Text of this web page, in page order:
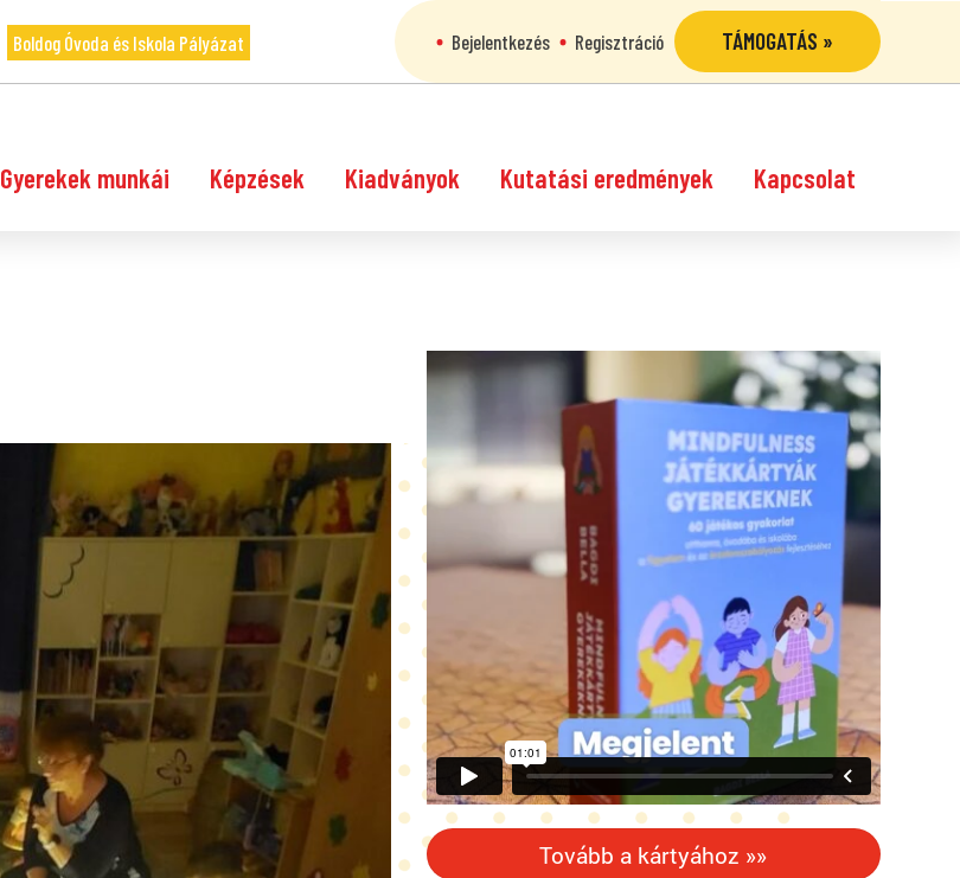
Boldog Óvoda és Iskola Pályázat Bejelentkezés Regisztráció TÁMOGATÁS »
Gyerekek munkái Képzések Kiadványok Kutatási eredmények Kapcsolat
Tovább a kártyához »»